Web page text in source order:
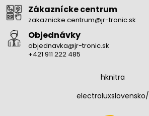
Zákaznícke centrum
zakaznicke.centrum@jr-tronic.sk
Objednávky
objednavka@jr-tronic.sk
+421 911 222 485
hknitra
electroluxslovensko/